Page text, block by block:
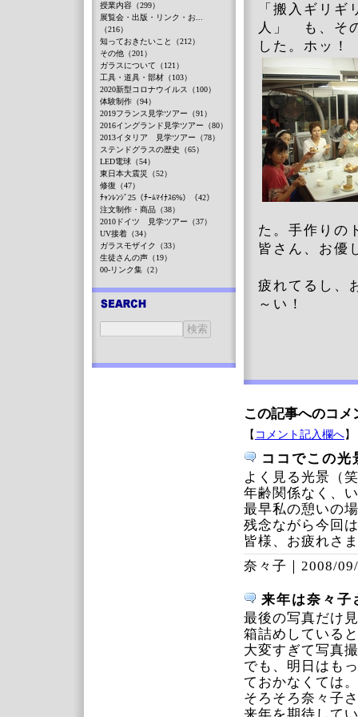
「搬入ギリギ
人」 も、そ
した。ホッ
た。手作り
皆さん、お
疲れてるし、
～い！
この記事へのコメ
【 コメント記入欄へ】
ココでこの光
よく見る光景（
年齢関係なく、
最早私の憩いの
残念ながら今回
皆様、お疲れさ
奈々子｜ 2008/
来年は奈々子
最後の写真だけ
箱詰めしている
大変すぎて写真
でも、明日はも
ておかなくては。
そろそろ奈々子
授業内容（299）
展覧会・出版・リンク・お...
（216）
知っておきたいこと（212）
その他（201）
ガラスについて（121）
工具・道具・部材（103）
2020新型コロナウイルス（100）
体験制作（94）
2019フランス見学ツアー（91）
2016イングランド見学ツアー（80）
2013イタリア 見学ツアー（78）
ステンドグラスの歴史（65）
LED電球（54）
東日本大震災（52）
修復（47）
ﾁｬﾝﾚﾝｼﾞ25（ﾁｰﾑﾏｲﾅｽ6%）（42）
注文制作・商品（38）
2010ドイツ 見学ツアー（37）
UV接着（34）
ガラスモザイク（33）
生徒さんの声（19）
00-リンク集（2）